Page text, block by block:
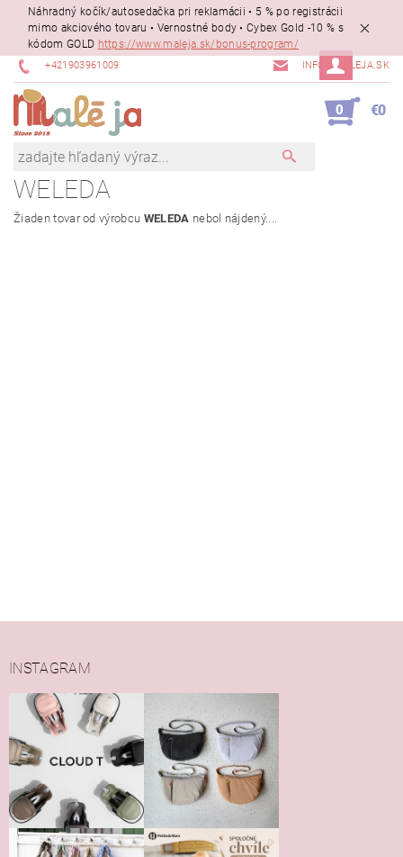
Náhradný kočík/autosedačka pri reklamácii • 5 % po registrácii
mimo akciového tovaru • Vernostné body • Cybex Gold -10 % s
kódom GOLD https://www.maleja.sk/bonus-program/
+421903961009 INFO@MALEJA.SK
0 €0
WELEDA
Žiaden tovar od výrobcu WELEDA nebol nájdený....
INSTAGRAM